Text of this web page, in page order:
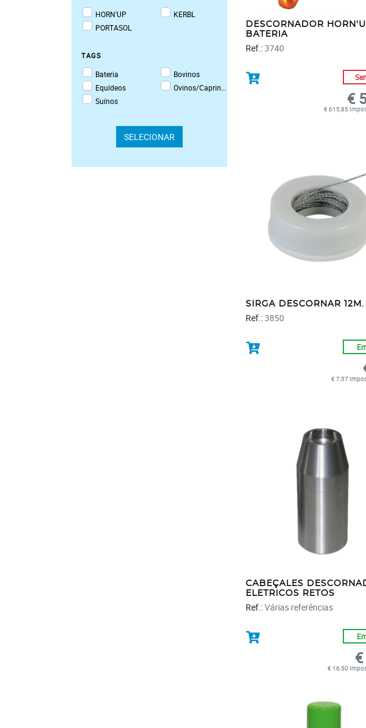
HORN'UP
KERBL
PORTASOL
Tags
Bateria
Bovinos
Equídeos
Ovinos/Caprinos
Suínos
SELECIONAR
DESCORNADOR
BATERIA
Ref.:3740
€
€ 615,85
SIRGA DESCORNAR 12M.
Ref.:3850
€ 7,57
CABEÇALES
ELETRICOS RETOS
Ref.:Várias referências
€ 16,50